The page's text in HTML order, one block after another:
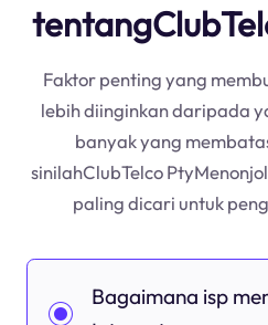
Faktor penting yang
lebih diinginkan daripada
banyak yang
sinilahClubTelco
paling dicari untuk
Bagaimana isp